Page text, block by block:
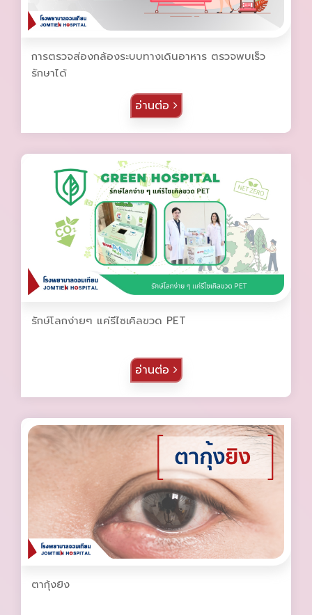
การตรวจส่องกล้องระบบทางเดินอาหาร ตรวจพบเร็ว
รักษาได้
อ่านต่อ
รักษ์โลกง่ายๆ แค่รีไซเคิลขวด PET
อ่านต่อ
ตากุ้งยิง